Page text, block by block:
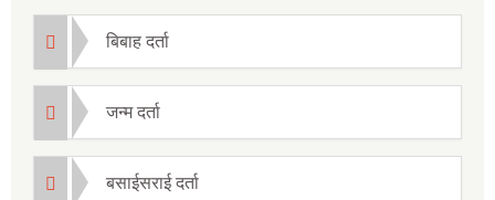
बिबाह दर्ता
जन्म दर्ता
बसाईसराई दर्ता